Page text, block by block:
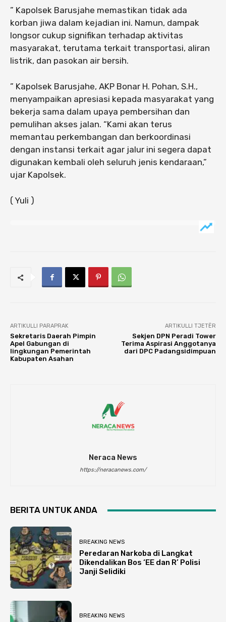
” Kapolsek Barusjahe memastikan tidak ada
korban jiwa dalam kejadian ini. Namun, dampak
longsor cukup signifikan terhadap aktivitas
masyarakat, terutama terkait transportasi, aliran
listrik, dan pasokan air bersih.
” Kapolsek Barusjahe, AKP Bonar H. Pohan, S.H.,
menyampaikan apresiasi kepada masyarakat yang
bekerja sama dalam upaya pembersihan dan
pemulihan akses jalan. “Kami akan terus
memantau perkembangan dan berkoordinasi
dengan instansi terkait agar jalur ini segera dapat
digunakan kembali oleh seluruh jenis kendaraan,”
ujar Kapolsek.
( Yuli )
ARTIKULLI PARAPRAK
Sekretaris Daerah Pimpin
Apel Gabungan di
lingkungan Pemerintah
Kabupaten Asahan
ARTIKULLI TJETËR
Sekjen DPN Peradi Tower
Terima Aspirasi Anggotanya
dari DPC Padangsidimpuan
Neraca News
https://neracanews.com/
BERITA UNTUK ANDA
BREAKING NEWS
Peredaran Narkoba di Langkat
Dikendalikan Bos ‘EE dan R’ Polisi
Janji Selidiki
BREAKING NEWS